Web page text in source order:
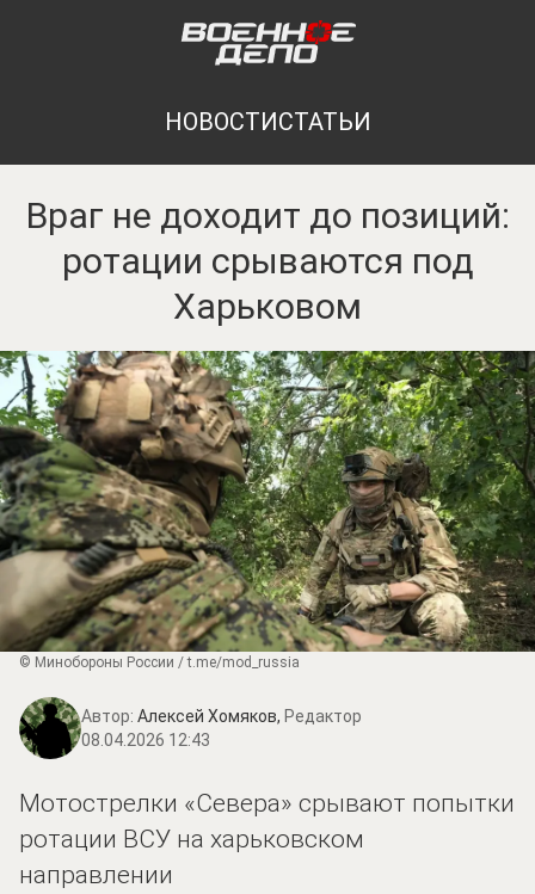
НОВОСТИСТАТЬИ
Враг не доходит до позиций:
ротации срываются под
Харьковом
© Минобороны России / t.me/mod_russia
Автор: Алексей Хомяков, Редактор
08.04.2026 12:43
Мотострелки «Севера» срывают попытки
ротации ВСУ на харьковском
направлении